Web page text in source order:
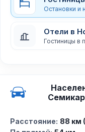
Остановки и
Отели в
Гостиницы в
Расстояние: 88 км